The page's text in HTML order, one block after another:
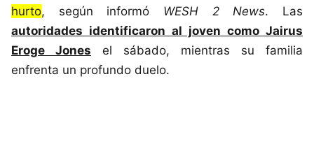
hurto, según informó WESH 2 News. Las
autoridades identificaron al joven como Jairus
Eroge Jones el sábado, mientras su familia
enfrenta un profundo duelo.